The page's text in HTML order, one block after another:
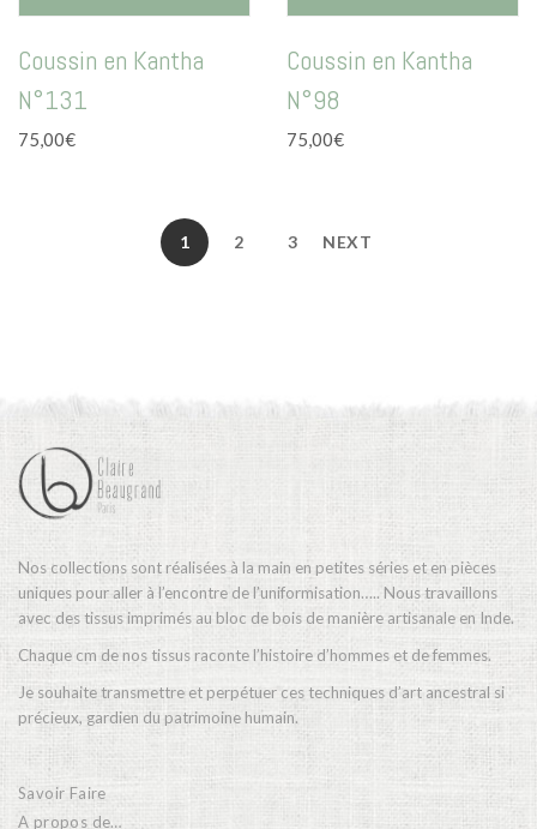
Coussin en Kantha
N°131
75,00€
Coussin en Kantha
N°98
75,00€
1 2 3 NEXT
Nos collections sont réalisées à la main en petites séries et en pièces
uniques pour aller à l’encontre de l’uniformisation….. Nous travaillons
avec des tissus imprimés au bloc de bois de manière artisanale en Inde.
Chaque cm de nos tissus raconte l’histoire d’hommes et de femmes.
Je souhaite transmettre et perpétuer ces techniques d’art ancestral si
précieux, gardien du patrimoine humain.
Savoir Faire
A propos de…